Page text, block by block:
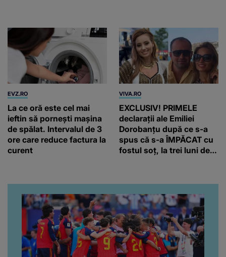
EVZ.RO
La ce oră este cel mai
ieftin să pornești mașina
de spălat. Intervalul de 3
ore care reduce factura la
curent
VIVA.RO
EXCLUSIV! PRIMELE
declarații ale Emiliei
Dorobanțu după ce s-a
spus că s-a ÎMPĂCAT cu
fostul soț, la trei luni de
artistă i-a lăsat MASCĂ
pe toți. De data aceasta,
chiar a rupt tăcerea:
”Poate că aveam să ne
spunem, să ne...”